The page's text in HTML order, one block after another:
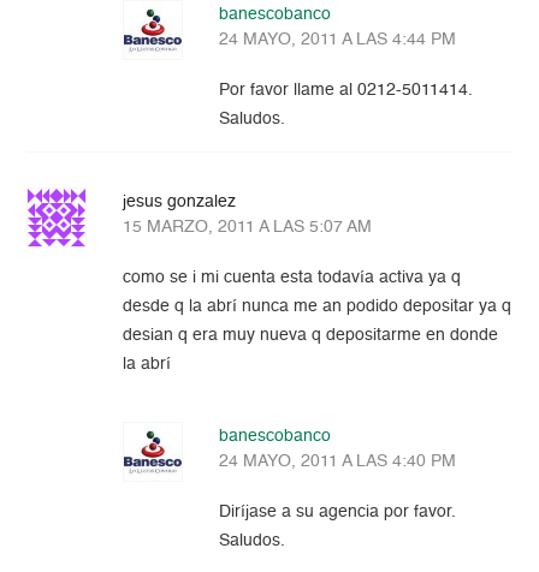
banescobanco
24 MAYO, 2011 A LAS 4:44 PM
Por favor llame al 0212-5011414.
Saludos.
jesus gonzalez
15 MARZO, 2011 A LAS 5:07 AM
como se i mi cuenta esta todavía activa ya q
desde q la abrí nunca me an podido depositar ya q
desian q era muy nueva q depositarme en donde
la abrí
banescobanco
24 MAYO, 2011 A LAS 4:40 PM
Diríjase a su agencia por favor.
Saludos.